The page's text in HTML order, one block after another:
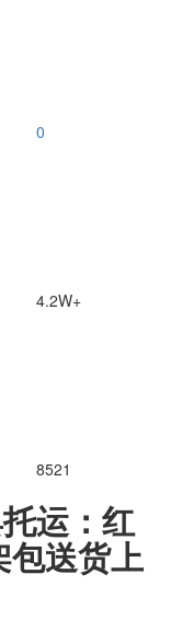
0
4.2W+
8521
运：红
包送货上